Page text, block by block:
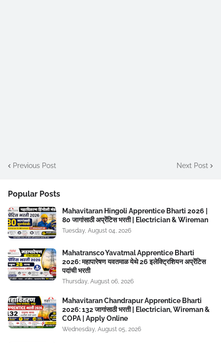
Previous Post Next Post
Popular Posts
Mahavitaran Hingoli Apprentice Bharti 2026 |
80 जागांसाठी अप्रेंटिस भरती | Electrician & Wireman
Tuesday, August 04, 2026
Mahatransco Yavatmal Apprentice Bharti
2026: महापारेषण यवतमाळ येथे 26 इलेक्ट्रिशियन अप्रेंटिस
पदांची भरती
Thursday, August 06, 2026
Mahavitaran Chandrapur Apprentice Bharti
2026: 132 जागांसाठी भरती | Electrician, Wireman &
COPA | Apply Online
Wednesday, August 05, 2026